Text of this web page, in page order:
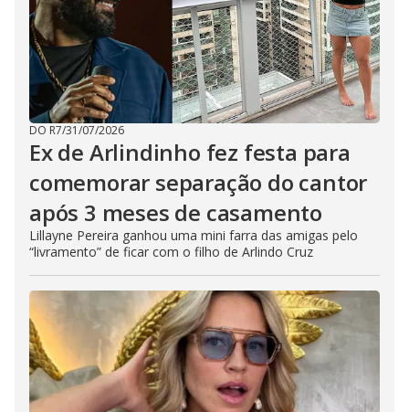
DO R7/31/07/2026
Ex de Arlindinho fez festa para
comemorar separação do cantor
após 3 meses de casamento
Lillayne Pereira ganhou uma mini farra das amigas pelo
“livramento” de ficar com o filho de Arlindo Cruz